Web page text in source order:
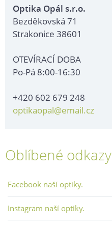
Optika Opál s.r.o.
Bezděkovská 71
Strakonice 38601
OTEVÍRACÍ DOBA
Po-Pá 8:00-16:30
+420 602 679 248
optikaopal@email.cz
Oblíbené odkazy
Facebook naší optiky.
Instagram naší optiky.